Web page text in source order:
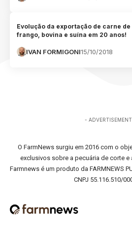
Evolução da exportação de carne de
frango, bovina e suína em 20 anos!
IVAN FORMIGONI15/10/2018
-
O FarmNews surgiu em 2016 com o
exclusivos sobre a pecuária de corte e
Farmnews é um produto da FARMNEWS
CNPJ 55.116.510/